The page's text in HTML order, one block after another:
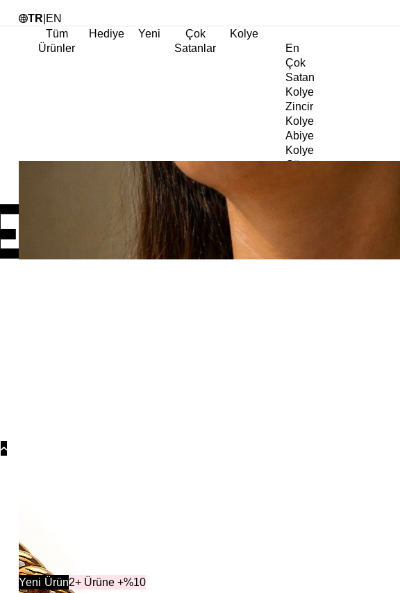
TR EN
Tüm
Ürünler
Hediye Yeni
Çok
Satanlar
Kolye
En
Çok
Satan
Kolye
Zincir
Kolye
Abiye
Kolye
Göz
Yeni Ürün2+ Ürüne +%10